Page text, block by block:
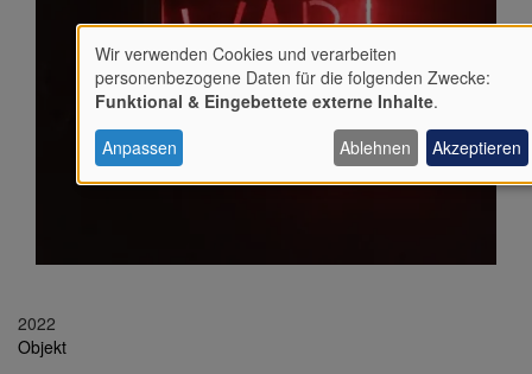
2022
Objekt
Verwendung
von
personenbezogenen
Cookies
Wir verwenden Cookies und verarbeiten
personenbezogene Daten für die folgenden Zwecke:
Funktional & Eingebettete externe Inhalte.
Anpassen
Ablehnen Akzeptieren